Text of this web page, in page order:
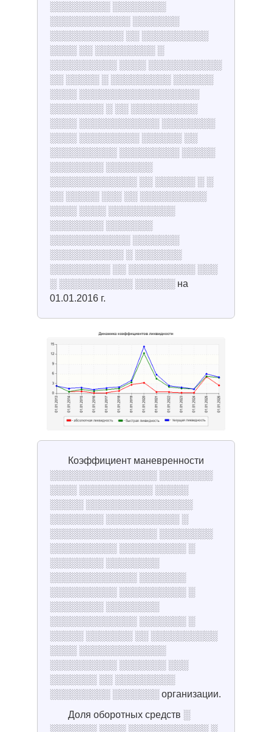
░░░░░░░░░ ░░░░░░░░
░░░░░░░░░░░░ ░░░░░░░
░░░░░░░░░░░ ░░ ░░░░░░░░░░
░░░░ ░░ ░░░░░░░░░ ░
░░░░░░░░░░ ░░░░ ░░░░░░░░░░░
░░ ░░░░░ ░ ░░░░░░░░░ ░░░░░░
░░░░ ░░░░░░░░░░░░░░░░░░
░░░░░░░░ ░ ░░ ░░░░░░░░░░
░░░░ ░░░░░░░░░░░░ ░░░░░░░░
░░░░ ░░░░░░░░░ ░░░░░░ ░░
░░░░░░░░░░ ░░░░░░░░░ ░░░░░
░░░░░░░░ ░░░░░░░
░░░░░░░░░░░░░ ░░ ░░░░░░ ░ ░
░░ ░░░░░ ░░░ ░░ ░░░░░░░░░░
░░░░ ░░░░ ░░░░░░░░░░
░░░░░░░░ ░░░░░░░
░░░░░░░░░░░░ ░░░░░░░
░░░░░░░░░░░ ░ ░░░░░░░
░░░░░░░░░ ░░ ░░░░░░░░░░ ░░░
░ ░░░░░░░░░░░ ░░░░░░ на
01.01.2016 г.
Коэффициент маневренности
░░░░░░░░░░░░░░░░ ░░░░░░░░
░░░░ ░░░░░░░░░░░ ░░░░░
░░░░░ ░░░░░░░░░░░░░░░░
░░░░░░░░ ░░░░░░░░░░░ ░
░░░░░░░░░░░░░░░░ ░░░░░░░░
░░░░░░░░░░ ░░░░░░░░░░ ░
░░░░░░░░ ░░░░░░░░
░░░░░░░░░░░░░ ░░░░░░░
░░░░░░░░░░ ░░░░░░░░░░ ░
░░░░░░░░ ░░░░░░░░
░░░░░░░░░░░░░ ░░░░░░░ ░
░░░░░ ░░░░░░░ ░░ ░░░░░░░░░░
░░░░ ░░░░░░░░░░░░░
░░░░░░░░░░ ░░░░░░░ ░░░
░░░░░░░ ░░ ░░░░░░░░░
░░░░░░░░░ ░░░░░░░ организации.
Доля оборотных средств ░
░░░░░░░ ░░░░ ░░░░░░░░░░░░ ░